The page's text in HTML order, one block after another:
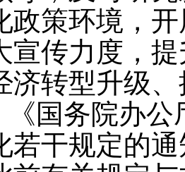
政策环境，
宣传力度，
济转型升级
《国务院办
若干规定的通